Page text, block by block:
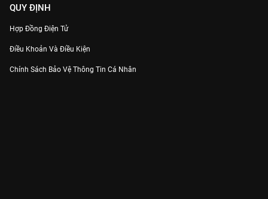
QUY ĐỊNH
Hợp Đồng Điện Tử
Điều Khoản Và Điều Kiện
Chính Sách Bảo Vệ Thông Tin Cá Nhân